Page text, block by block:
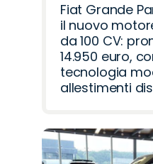
Fiat Grande
il nuovo
da 100 CV:
14.950 euro,
tecnologia
allestimenti